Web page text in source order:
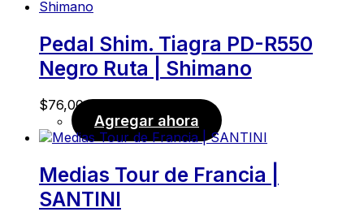
Pedal Shim. Tiagra PD-R550
Negro Ruta | Shimano
$76,00
Agregar ahora
Medias Tour de Francia |
SANTINI